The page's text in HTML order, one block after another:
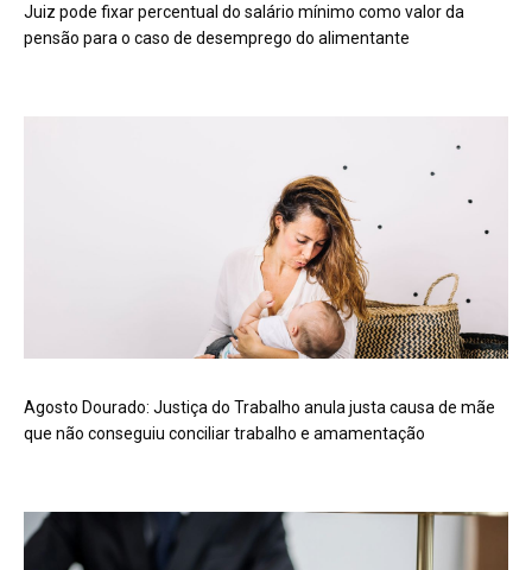
Juiz pode fixar percentual do salário mínimo como valor da
pensão para o caso de desemprego do alimentante
Agosto Dourado: Justiça do Trabalho anula justa causa de mãe
que não conseguiu conciliar trabalho e amamentação